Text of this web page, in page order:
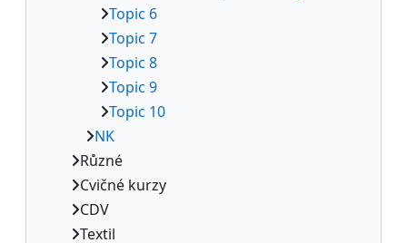
Topic 6
Topic 7
Topic 8
Topic 9
Topic 10
NK
Různé
Cvičné kurzy
CDV
Textil